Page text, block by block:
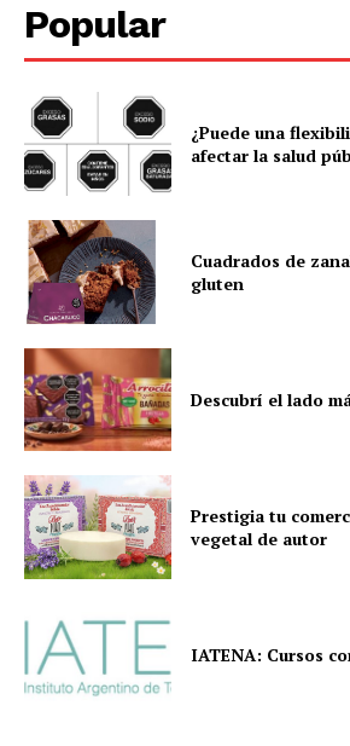
Popular
¿Puede una
afectar la salud
Cuadrados de
gluten
Descubrí el lado
Prestigia tu
vegetal de autor
IATENA: Cursos